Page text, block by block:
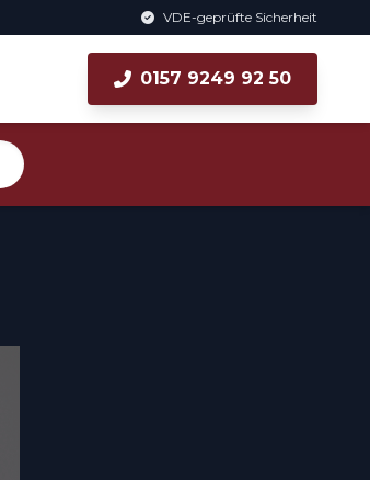
VDE-geprüfte Sicherheit
0157 9249 92 50